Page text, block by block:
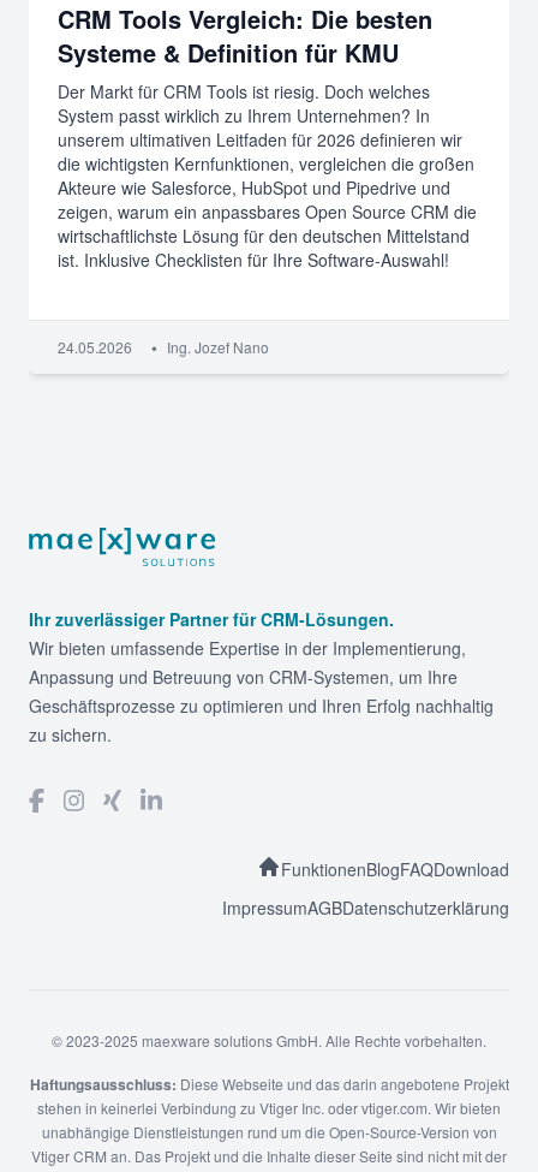
CRM Tools Vergleich: Die besten
Systeme & Definition für KMU
Der Markt für CRM Tools ist riesig. Doch welches
System passt wirklich zu Ihrem Unternehmen? In
unserem ultimativen Leitfaden für 2026 definieren wir
die wichtigsten Kernfunktionen, vergleichen die großen
Akteure wie Salesforce, HubSpot und Pipedrive und
zeigen, warum ein anpassbares Open Source CRM die
wirtschaftlichste Lösung für den deutschen Mittelstand
ist. Inklusive Checklisten für Ihre Software-Auswahl!
24.05.2026 • Ing. Jozef Nano
Footer
Ihr zuverlässiger Partner für CRM-Lösungen.
Wir bieten umfassende Expertise in der Implementierung,
Anpassung und Betreuung von CRM-Systemen, um Ihre
Geschäftsprozesse zu optimieren und Ihren Erfolg nachhaltig
zu sichern.
FunktionenBlogFAQDownload
ImpressumAGBDatenschutzerklärung
© 2023-2025 maexware solutions GmbH. Alle Rechte vorbehalten.
Haftungsausschluss: Diese Webseite und das darin angebotene Projekt
stehen in keinerlei Verbindung zu Vtiger Inc. oder vtiger.com. Wir bieten
unabhängige Dienstleistungen rund um die Open-Source-Version von
Vtiger CRM an. Das Projekt und die Inhalte dieser Seite sind nicht mit der